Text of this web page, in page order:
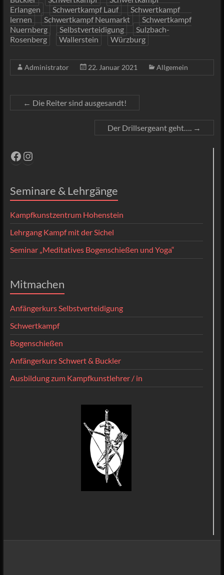
Erlangen
Schwertkampf Lauf
Schwertkampf
lernen
Schwertkampf Neumarkt
Schwertkampf
Nuernberg
Selbstverteidigung
Sulzbach-
Rosenberg
Wallerstein Würzburg
Administrator 22. Januar 2021 Allgemein
← Die Reiter sind ausgesandt!
Der Drillsergeant geht…. →
Facebook
Instagram
Seminare & Lehrgänge
Kampfkunstzentrum Hohenstein
Lehrgang Kampf mit der Sichel
Seminar „Meditatives Bogenschießen und Yoga“
Mitmachen
Anfängerkurs Selbstverteidigung
Schwertkampf
Bogenschießen
Anfängerkurs Schwert & Buckler
Ausbildung zum Kampfkunstlehrer / in